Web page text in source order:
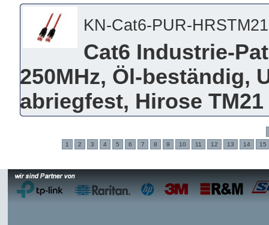
KN-Cat6-PUR-
Cat6 Industrie-
250MHz, Öl-beständig,
abriegfest, Hirose
1 2 3 4 5 6 7 8 9 10 11 12 13 14 15